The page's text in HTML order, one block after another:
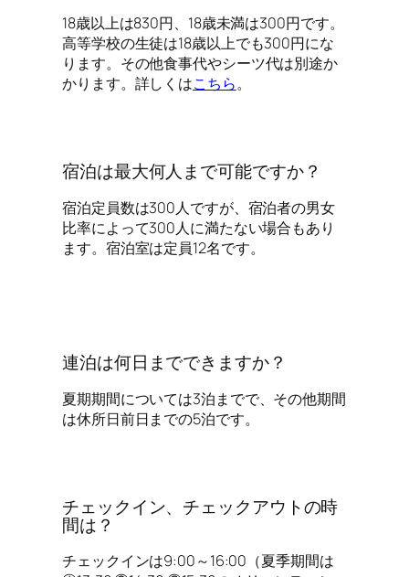
18歳以上は830円、18歳未満は300円です。
高等学校の生徒は18歳以上でも300円にな
ります。その他食事代やシーツ代は別途か
かります。詳しくはこちら。
宿泊は最大何人まで可能ですか？
宿泊定員数は300人ですが、宿泊者の男女
比率によって300人に満たない場合もあり
ます。宿泊室は定員12名です。
連泊は何日までできますか？
夏期期間については3泊までで、その他期間
は休所日前日までの5泊です。
チェックイン、チェックアウトの時
間は？
チェックインは9:00～16:00（夏季期間は